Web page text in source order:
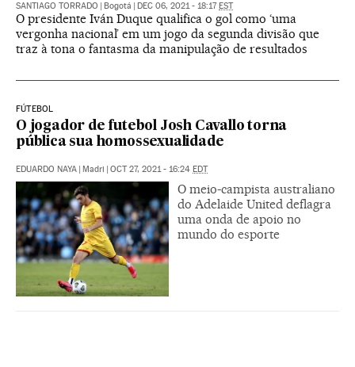
SANTIAGO TORRADO Bogotá DEC 06, 2021 - 18:17 EST
O presidente Iván Duque qualifica o gol como ‘uma
vergonha nacional’ em um jogo da segunda divisão que
traz à tona o fantasma da manipulação de resultados
FÚTEBOL
O jogador de futebol Josh Cavallo torna
pública sua homossexualidade
EDUARDO NAYA Madri OCT 27, 2021 - 16:24 EDT
O meio-campista australiano
do Adelaide United deflagra
uma onda de apoio no
mundo do esporte